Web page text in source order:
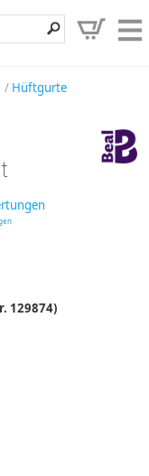
Klettershop
Entdecken
Hüftgurte
129874)